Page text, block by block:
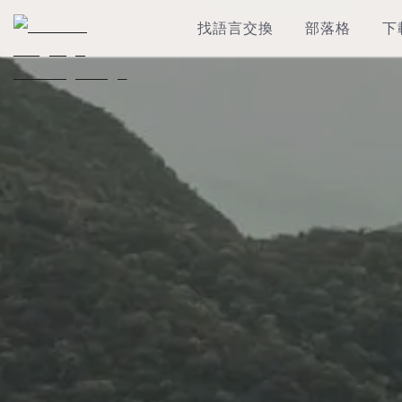
找語言交換 部落格 下